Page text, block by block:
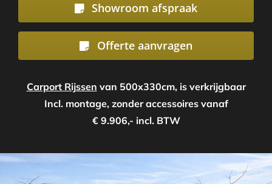
Showroom afspraak
Offerte aanvragen
Carport Rijssen van 500x330cm, is verkrijgbaar
Incl. montage, zonder accessoires vanaf
€ 9.906,- incl. BTW